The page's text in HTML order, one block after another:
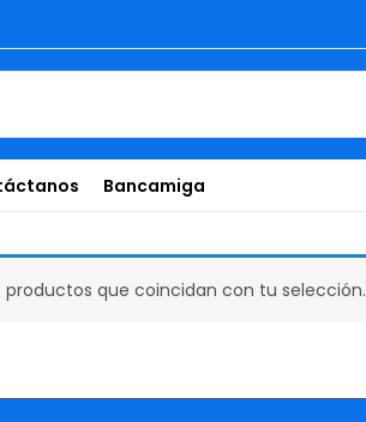
Bancamiga
productos que coincidan con tu selección.